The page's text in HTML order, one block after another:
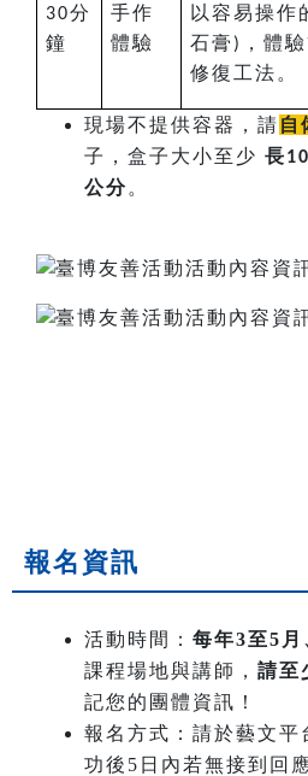
30分
鐘
手作
體驗
以容易操作
石膏 )
，體
修復工法。
現場不提供容器，請 自
子，盒子大小至少 長
公分。
報名資訊
活動時間： 每年3至5月
課程場地與講師， 請至
記您的團體資訊！
報名方式：請於藝文平
功後5日內若無接到回